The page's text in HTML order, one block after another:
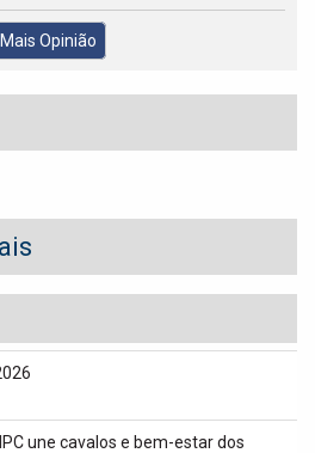
Mais Opinião
une cavalos e bem-estar dos